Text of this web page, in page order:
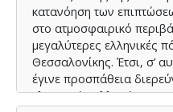
κατανόηση των
στο ατμοσφαιρικό
μεγαλύτερες ελληνικές
Θεσσαλονίκης. Έτσι, σ’
έγινε προσπάθεια
κλιματικής αλλαγής και